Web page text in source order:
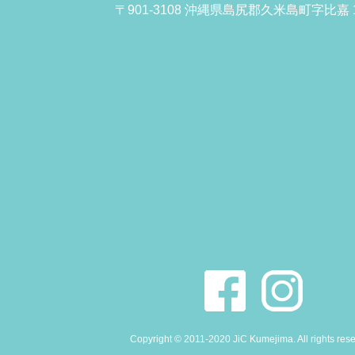
〒901-3108 沖縄県島尻郡久米島町字比嘉
Copyright © 2011-2020 JiC Kumejima. All rights